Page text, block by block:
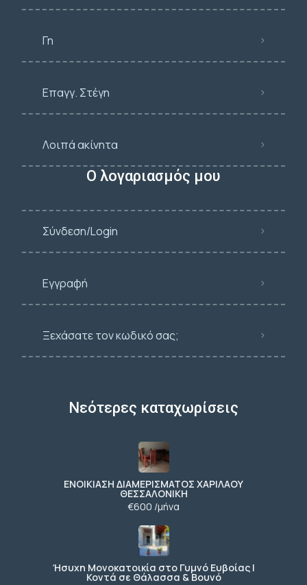
Γη
Επαγγ. Στέγη
Λοιπά ακίνητα
Ο λογαριασμός μου
Σύνδεση/Login
Εγγραφή
Ξεχάσατε τον κωδικό σας;
Νεότερες καταχωρίσεις
ΕΝΟΙΚΙΑΣΗ ΔΙΑΜΕΡΙΣΜΑΤΟΣ ΧΑΡΙΛΑΟΥ
ΘΕΣΣΑΛΟΝΙΚΗ
€600 /μήνα
Ήσυχη Μονοκατοικία στο Γυμνό Ευβοίας |
Κοντά σε Θάλασσα & Βουνό